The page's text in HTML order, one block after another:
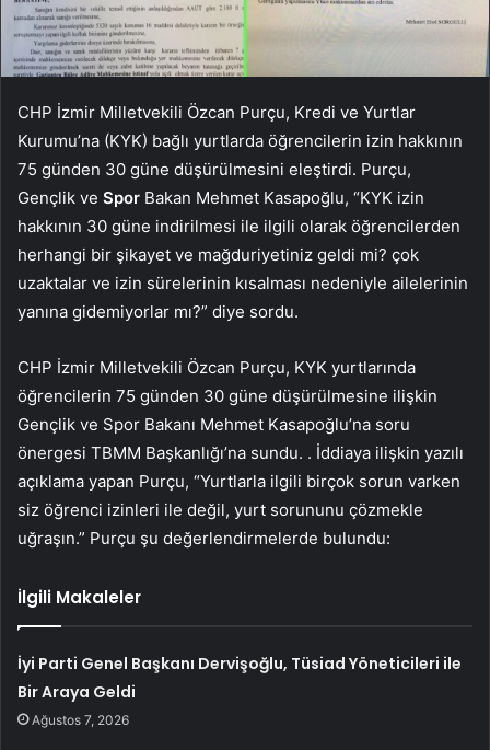
CHP İzmir Milletvekili Özcan Purçu, Kredi ve Yurtlar
Kurumu’na (KYK) bağlı yurtlarda öğrencilerin izin hakkının
75 günden 30 güne düşürülmesini eleştirdi. Purçu,
Gençlik ve Spor Bakan Mehmet Kasapoğlu, “KYK izin
hakkının 30 güne indirilmesi ile ilgili olarak öğrencilerden
herhangi bir şikayet ve mağduriyetiniz geldi mi? çok
uzaktalar ve izin sürelerinin kısalması nedeniyle ailelerinin
yanına gidemiyorlar mı?” diye sordu.
CHP İzmir Milletvekili Özcan Purçu, KYK yurtlarında
öğrencilerin 75 günden 30 güne düşürülmesine ilişkin
Gençlik ve Spor Bakanı Mehmet Kasapoğlu’na soru
önergesi TBMM Başkanlığı’na sundu. . İddiaya ilişkin yazılı
açıklama yapan Purçu, “Yurtlarla ilgili birçok sorun varken
siz öğrenci izinleri ile değil, yurt sorununu çözmekle
uğraşın.” Purçu şu değerlendirmelerde bulundu:
İlgili Makaleler
İyi Parti Genel Başkanı Dervişoğlu, Tüsiad Yöneticileri ile
Bir Araya Geldi
Ağustos 7, 2026